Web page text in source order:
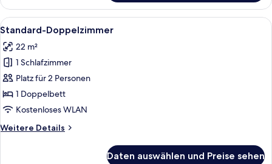
Twin
Room
Alle
Fotos
für
Standard-
Doppelzimmer
anzeigen
Ein Hotelzimmer mit einem großen
12
Standard-Doppelzimmer
22 m²
1 Schlafzimmer
Platz für 2 Personen
1 Doppelbett
Kostenloses WLAN
Weitere Details
Weitere
Daten auswählen und Preise sehen